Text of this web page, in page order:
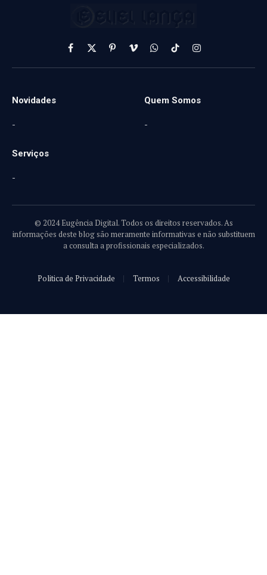
Facebook
X
(Twitter)
PinterestVimeoWhatsApp
TikTokInstagram
Novidades
-
Quem Somos
-
Serviços
-
© 2024 Eugência Digital. Todos os direitos reservados. As
informações deste blog são meramente informativas e não substituem
a consulta a profissionais especializados.
Politica de Privacidade Termos Accessibilidade